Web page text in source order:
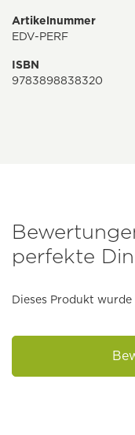
Artikelnummer
EDV-PERF
ISBN
9783898838320
perfekte
Dieses Produkt